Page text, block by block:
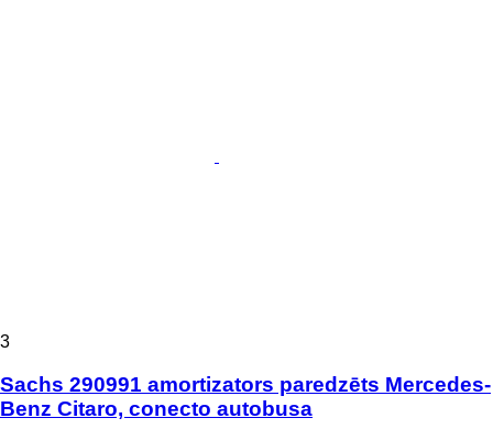
3
Sachs 290991 amortizators paredzēts Mercedes-
Benz Citaro, conecto autobusa